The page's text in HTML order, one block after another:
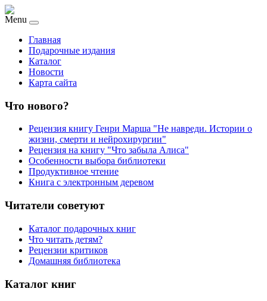
Menu
Главная
Подарочные издания
Каталог
Новости
Карта сайта
Что нового?
Рецензия книгу Генри Марша "Не навреди. Истории о
жизни, смерти и нейрохирургии"
Рецензия на книгу "Что забыла Алиса"
Особенности выбора библиотеки
Продуктивное чтение
Книга с электронным деревом
Читатели советуют
Каталог подарочных книг
Что читать детям?
Рецензии критиков
Домашняя библиотека
Каталог книг